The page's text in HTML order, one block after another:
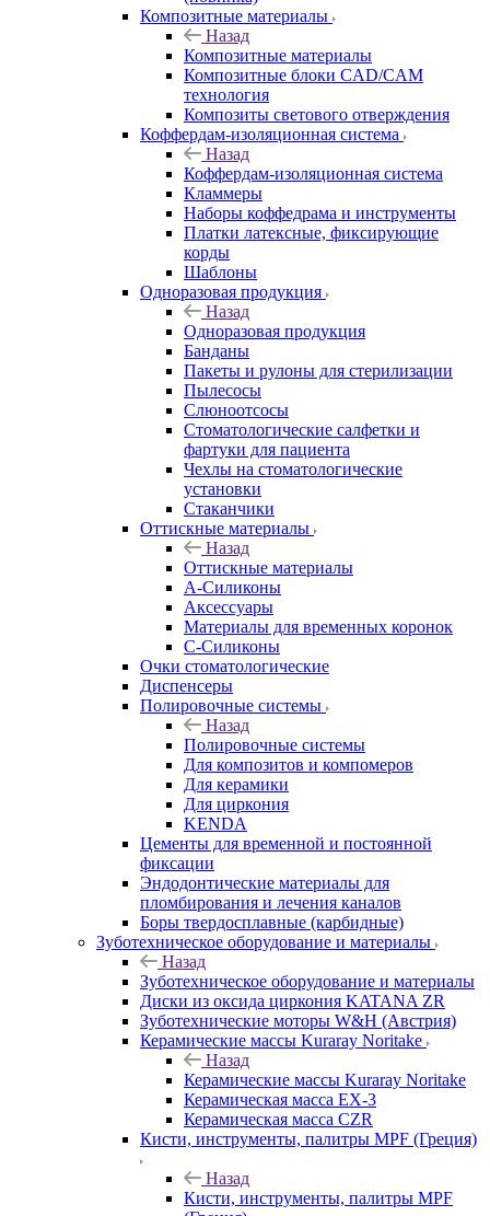
Композитные материалы
Назад
Композитные материалы
Композитные блоки CAD/СAM
технология
Композиты светового отверждения
Коффердам-изоляционная система
Назад
Коффердам-изоляционная система
Кламмеры
Наборы коффедрама и инструменты
Платки латексные, фиксирующие
корды
Шаблоны
Одноразовая продукция
Назад
Одноразовая продукция
Банданы
Пакеты и рулоны для стерилизации
Пылесосы
Слюноотсосы
Стоматологические салфетки и
фартуки для пациента
Чехлы на стоматологические
установки
Стаканчики
Оттискные материалы
Назад
Оттискные материалы
А-Силиконы
Аксессуары
Материалы для временных коронок
С-Силиконы
Очки стоматологические
Диспенсеры
Полировочные системы
Назад
Полировочные системы
Для композитов и компомеров
Для керамики
Для циркония
KENDA
Цементы для временной и постоянной
фиксации
Эндодонтические материалы для
пломбирования и лечения каналов
Боры твердосплавные (карбидные)
Зуботехническое оборудование и материалы
Назад
Зуботехническое оборудование и материалы
Диски из оксида циркония KATANA ZR
Зуботехнические моторы W&H (Австрия)
Керамические массы Kuraray Noritake
Назад
Керамические массы Kuraray Noritake
Керамическая масса EX-3
Керамическая масса CZR
Кисти, инструменты, палитры MPF (Греция)
Назад
Кисти, инструменты, палитры MPF